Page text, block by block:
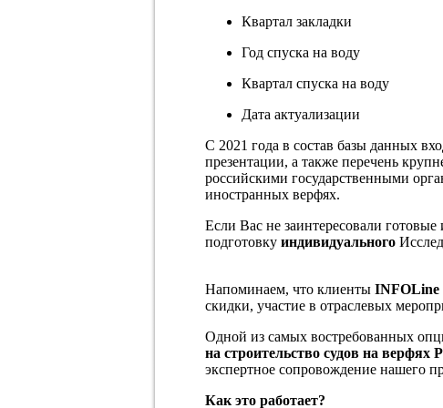
Квартал закладки
Год спуска на воду
Квартал спуска на воду
Дата актуализации
С 2021 года в состав базы данных
презентации, а также перечень
российскими государственными
иностранных верфях.
Если Вас не заинтересовали
подготовку индивидуального
Напоминаем, что клиенты INFOLine
скидки, участие в отраслевых
Одной из самых востребованных
на строительство судов на верфях
экспертное сопровождение нашего
Как это работает?